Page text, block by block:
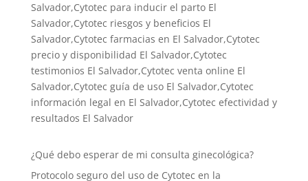
Salvador,Cytotec para inducir el parto El
Salvador,Cytotec riesgos y beneficios El
Salvador,Cytotec farmacias en El Salvador,Cytotec
precio y disponibilidad El Salvador,Cytotec
testimonios El Salvador,Cytotec venta online El
Salvador,Cytotec guía de uso El Salvador,Cytotec
información legal en El Salvador,Cytotec efectividad y
resultados El Salvador
¿Qué debo esperar de mi consulta ginecológica?
Protocolo seguro del uso de Cytotec en la